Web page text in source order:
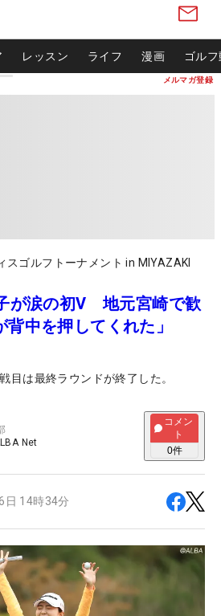
メルマガ登録
レッスン ライフ 漫画 ゴル
スゴルフトーナメント in MIYAZAKI
が涙の初V 地元宮崎で歓
中を押してくれた」
目は最終ラウンドが終了した。
Net
コメン
ト
0件
日 14時34分